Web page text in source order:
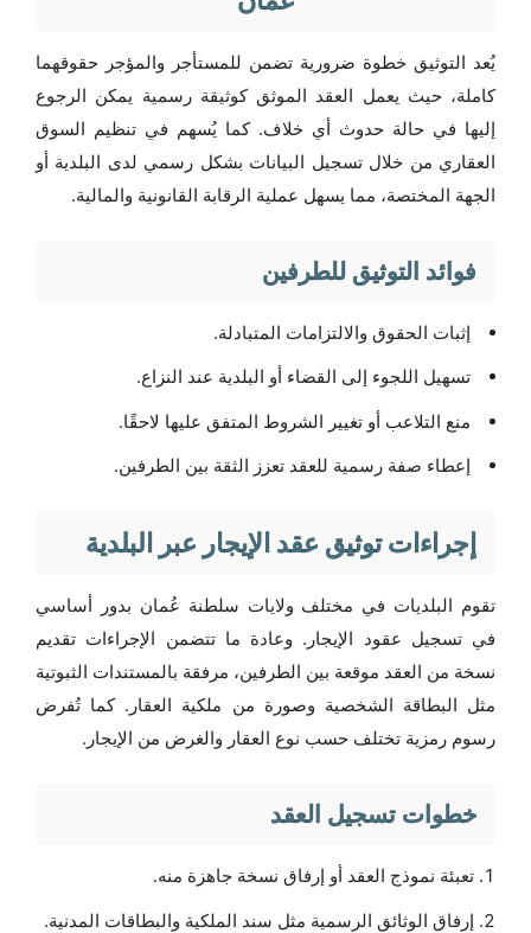
يُعد التوثيق خطوة ضرورية تضمن للمستأجر والمؤجر حقوقهما
كاملة، حيث يعمل العقد الموثق كوثيقة رسمية يمكن الرجوع
إليها في حالة حدوث أي خلاف. كما يُسهم في تنظيم السوق
العقاري من خلال تسجيل البيانات بشكل رسمي لدى البلدية أو
الجهة المختصة، مما يسهل عملية الرقابة القانونية والمالية.
فوائد التوثيق للطرفين
إثبات الحقوق والالتزامات المتبادلة.
تسهيل اللجوء إلى القضاء أو البلدية عند النزاع.
منع التلاعب أو تغيير الشروط المتفق عليها لاحقًا.
إعطاء صفة رسمية للعقد تعزز الثقة بين الطرفين.
إجراءات توثيق عقد الإيجار عبر البلدية
تقوم البلديات في مختلف ولايات سلطنة عُمان بدور أساسي
في تسجيل عقود الإيجار. وعادة ما تتضمن الإجراءات تقديم
نسخة من العقد موقعة بين الطرفين، مرفقة بالمستندات الثبوتية
مثل البطاقة الشخصية وصورة من ملكية العقار. كما تُفرض
رسوم رمزية تختلف حسب نوع العقار والغرض من الإيجار.
خطوات تسجيل العقد
تعبئة نموذج العقد أو إرفاق نسخة جاهزة منه.
إرفاق الوثائق الرسمية مثل سند الملكية والبطاقات المدنية.